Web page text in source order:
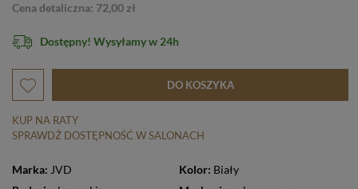
Cena detaliczna: 72,00 zł
Dostępny! Wysyłamy w 24h
DO KOSZYKA
KUP NA RATY
SPRAWDŹ DOSTĘPNOŚĆ W SALONACH
Marka: JVD Kolor: Biały